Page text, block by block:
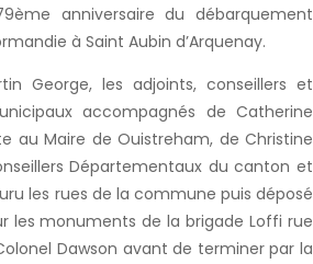
anniversaire du débarquement
à Saint Aubin d’Arquenay.
George, les adjoints, conseillers et
accompagnés de Catherine
au Maire de Ouistreham, de Christine
Départementaux du canton et
les rues de la commune puis déposé
les monuments de la brigade Loffi rue
Dawson avant de terminer par la